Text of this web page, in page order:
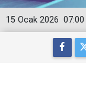
07:00
15 Ocak 2026